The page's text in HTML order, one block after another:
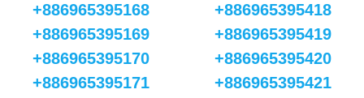
+886965395168
+886965395169
+886965395170
+886965395171
+886965395418
+886965395419
+886965395420
+886965395421